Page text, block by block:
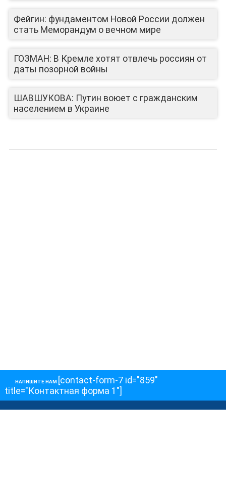
Фейгин: фундаментом Новой России должен
стать Меморандум о вечном мире
ГОЗМАН: В Кремле хотят отвлечь россиян от
даты позорной войны
ШАВШУКОВА: Путин воюет с гражданским
населением в Украине
НАПИШИТЕ НАМ [contact-form-7 id="859"
title="Контактная форма 1"]